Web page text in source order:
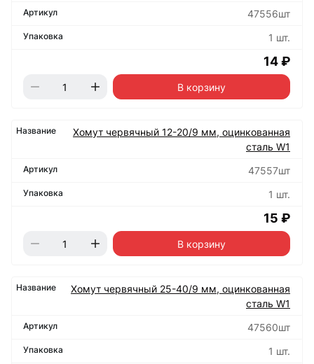
47556шт
1 шт.
14 ₽
В корзину
Хомут червячный 12-20/9 мм, оцинкованная
сталь W1
47557шт
1 шт.
15 ₽
В корзину
Хомут червячный 25-40/9 мм, оцинкованная
сталь W1
47560шт
1 шт.